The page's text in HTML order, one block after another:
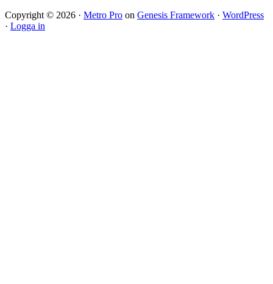
Copyright © 2026 · Metro Pro on Genesis Framework · WordPress
· Logga in